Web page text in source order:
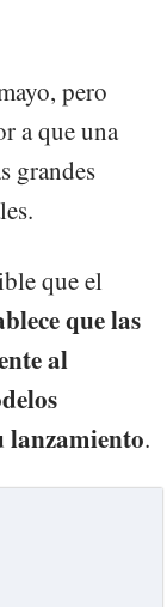
pero
a que una
grandes
que el
que las
al
lanzamiento.